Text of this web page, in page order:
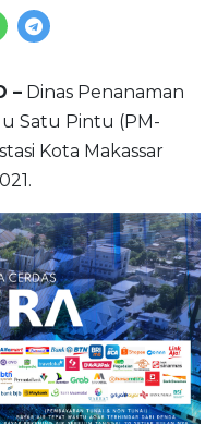
– Dinas Penanaman
Satu Pintu (PM-
Kota Makassar